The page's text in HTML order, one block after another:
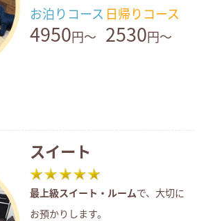
お泊りコース
4950円～
日帰りコース
2530円～
スイート
最上級スイート・ルームで、大切に
お預かりします。